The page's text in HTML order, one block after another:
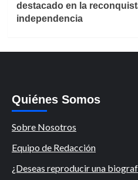
destacado en la
independencia
Quiénes Somos
Sobre Nosotros
Equipo de Redacción
¿Deseas reproducir una